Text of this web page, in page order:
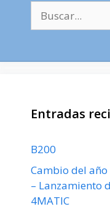
Entradas
B200
Cambio del año
– Lanzamiento
4MATIC